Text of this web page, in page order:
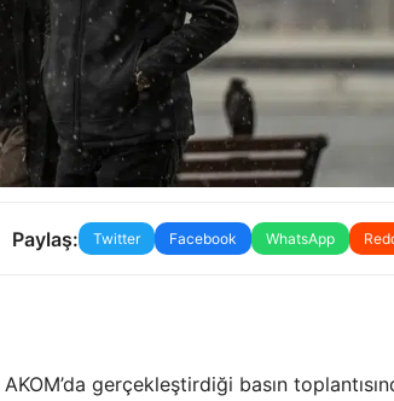
Paylaş: Twitter Facebook WhatsApp
AKOM’da gerçekleştirdiği basın